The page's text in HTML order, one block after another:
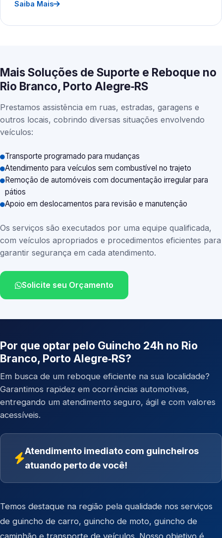
Saiba Mais
Mais Soluções de Suporte e Reboque no
Rio Branco, Porto Alegre‑RS
Prestamos assistência em ruas, estradas, garagens e
outros locais, cobrindo diversas situações envolvendo
veículos:
Transporte programado para mudanças
Atendimento para veículos sem combustível no trajeto
Remoção de automóveis com documentação irregular para
pátios
Apoio em deslocamentos para revisão e manutenção
Os serviços são executados por uma equipe qualificada,
com veículos apropriados e procedimentos eficientes para
garantir segurança em cada atendimento.
Solicite seu Orçamento
Por que optar pelo Guincho 24h no Rio
Branco, Porto Alegre‑RS?
Em busca de um reboque eficiente na sua localidade?
Garantimos rapidez em ocorrências automotivas,
entregando um atendimento seguro, ágil e com valores
acessíveis.
Atendimento imediato com guincheiros
atuando perto de você!
Temos destaque na região pela qualidade nos serviços
de guincho de carro, guincho de moto, guincho de
caminhão e transporte de veículos . Nosso objetivo é